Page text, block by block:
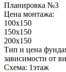
Планировка №3
Цена монтажа:
100x150
150x150
200x150
Тип и цена
зависимости от
Схема: 1этаж